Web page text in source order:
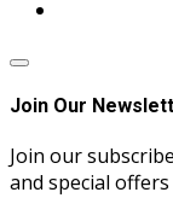
Join Our
Join our
and special